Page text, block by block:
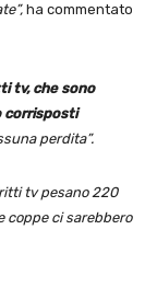
ha commentato
tv, che sono
corrisposti
perdita”.
tv pesano 220
coppe ci sarebbero